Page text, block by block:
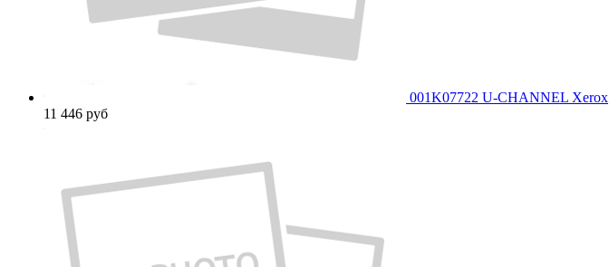
001K07722 U-CHANNEL Xerox
11 446 руб